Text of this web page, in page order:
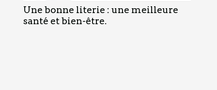
Une bonne literie : une meilleure
santé et bien-être.